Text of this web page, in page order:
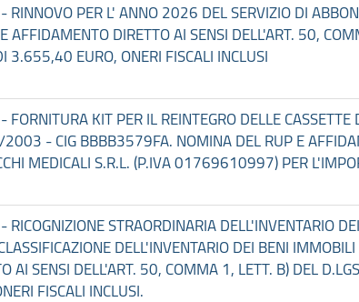
PER L' ANNO 2026 DEL SERVIZIO DI
DIRETTO AI SENSI DELL'ART. 50,
EURO, ONERI FISCALI INCLUSI
KIT PER IL REINTEGRO DELLE CASSETTE
- CIG BBBB3579FA. NOMINA DEL RUP E
MEDICALI S.R.L. (P.IVA 01769610997) PER
STRAORDINARIA DELL'INVENTARIO DEI
DELL'INVENTARIO DEI BENI
AI SENSI DELL'ART. 50, COMMA 1, LETT. B) DEL
FISCALI INCLUSI.